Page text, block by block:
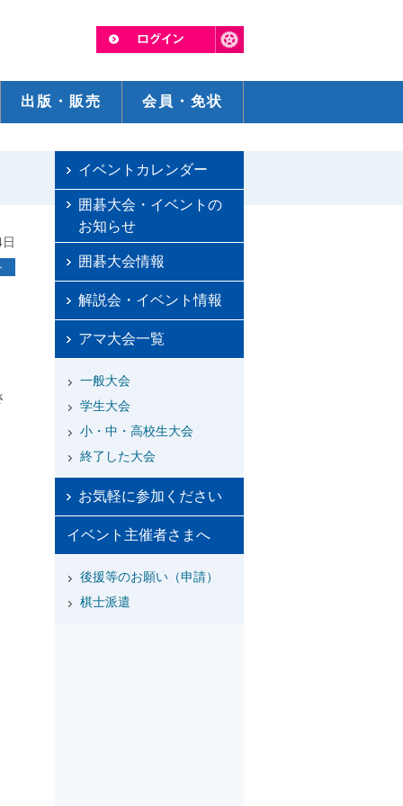
出版・販売 会員・免状
イベントカレンダー
囲碁大会・イベントの
お知らせ
囲碁大会情報
解説会・イベント情報
アマ大会一覧
一般大会
学生大会
小・中・高校生大会
終了した大会
お気軽に参加ください
イベント主催者さまへ
後援等のお願い（申請）
棋士派遣